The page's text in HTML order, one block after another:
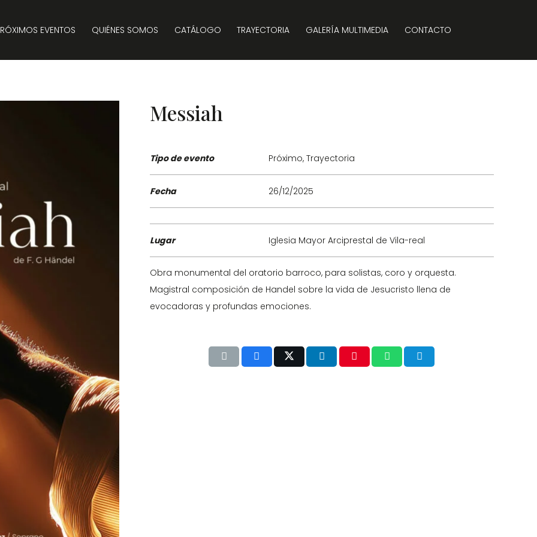
EVENTOS QUIÉNES SOMOS CATÁLOGO TRAYECTORIA GALERÍA MULTIMEDIA CONTACTO
Messiah
Tipo de evento Próximo, Trayectoria
Fecha 26/12/2025
Lugar Iglesia Mayor Arciprestal de Vila-real
Obra monumental del oratorio barroco, para solistas, coro y orquesta.
Magistral composición de Handel sobre la vida de Jesucristo llena de
evocadoras y profundas emociones.